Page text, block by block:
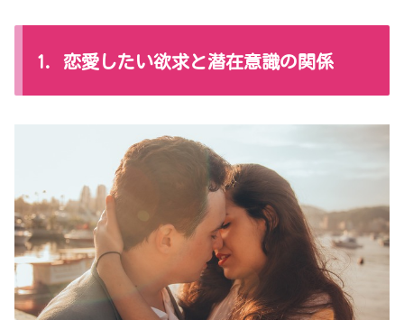
1. 恋愛したい欲求と潜在意識の関係